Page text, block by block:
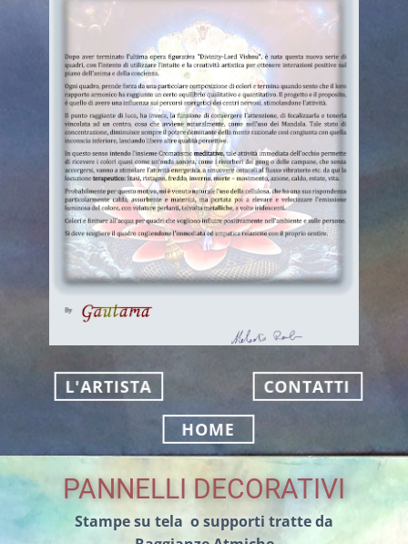
HOME
L'ARTISTA CONTATTI
PANNELLI DECORATIVI
Stampe su tela o supporti tratte da